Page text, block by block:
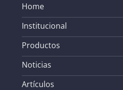
Home
Institucional
Productos
Noticias
Artículos